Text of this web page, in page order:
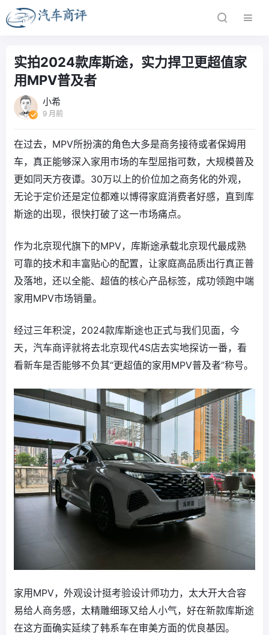
实拍2024款库斯途，实力捍卫更超值家
用MPV普及者
小希
9 月前
在过去，MPV所扮演的角色大多是商务接待或者保姆用
车，真正能够深入家用市场的车型屈指可数，大规模普及
更如同天方夜谭。30万以上的价位加之商务化的外观，
无论于定价还是定位都难以博得家庭消费者好感，直到库
斯途的出现，很快打破了这一市场痛点。
作为北京现代旗下的MPV，库斯途承载北京现代最成熟
可靠的技术和丰富贴心的配置，让家庭高品质出行真正普
及落地，还以全能、超值的核心产品标签，成功领跑中端
家用MPV市场销量。
经过三年积淀，2024款库斯途也正式与我们见面，今
天，汽车商评就将去北京现代4S店去实地探访一番，看
看新车是否能够不负其“更超值的家用MPV普及者”称号。
家用MPV，外观设计挺考验设计师功力，太大开大合容
易给人商务感，太精雕细琢又给人小气，好在新款库斯途
在这方面确实延续了韩系车在审美方面的优良基因。